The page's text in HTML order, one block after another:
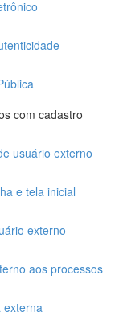
com cadastro
usuário externo
e tela inicial
externo
aos processos
externa